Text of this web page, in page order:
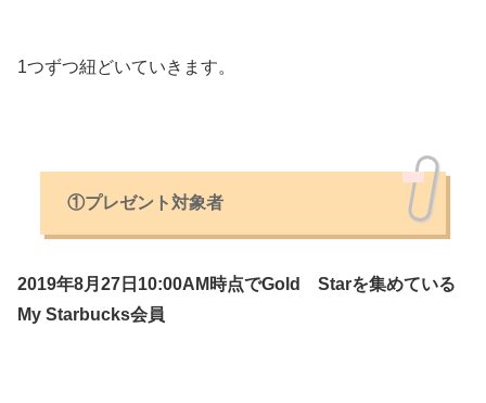
1つずつ紐どいていきます。
①プレゼント対象者
2019年8月27日10:00AM時点でGold Starを集めている
My Starbucks会員